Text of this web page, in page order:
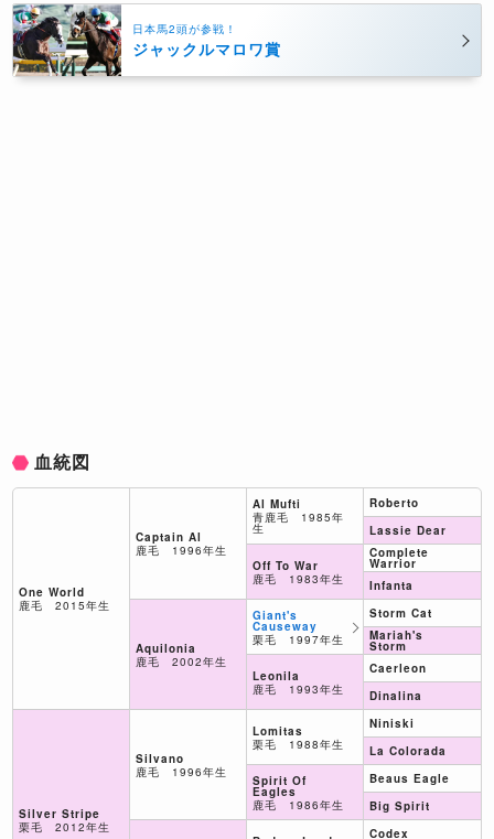
日本馬2頭が参戦！
ジャックルマロワ賞
血統図
One World
鹿毛 2015年生
Silver Stripe
栗毛 2012年生
Captain Al
鹿毛 1996年生
Aquilonia
鹿毛 2002年生
Silvano
鹿毛 1996年生
Al Mufti
青鹿毛 1985年
生
Off To War
鹿毛 1983年生
Giant's
Causeway
栗毛 1997年生
Leonila
鹿毛 1993年生
Lomitas
栗毛 1988年生
Spirit Of
Eagles
鹿毛 1986年生
Roberto
Lassie Dear
Complete
Warrior
Infanta
Storm Cat
Mariah's
Storm
Caerleon
Dinalina
Niniski
La Colorada
Beaus Eagle
Big Spirit
Codex